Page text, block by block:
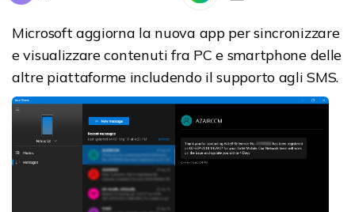
Microsoft aggiorna la nuova app per sincronizzare
e visualizzare contenuti fra PC e smartphone delle
altre piattaforme includendo il supporto agli SMS.